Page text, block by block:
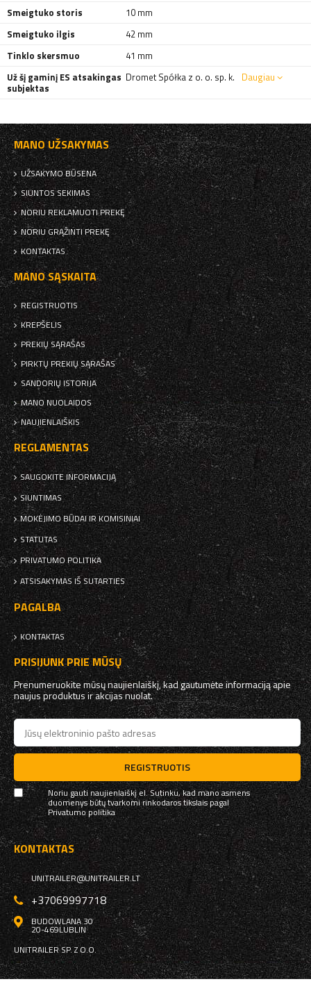
Smeigtuko storis
10 mm
Smeigtuko ilgis
42 mm
Tinklo skersmuo
41 mm
Už šį gaminį ES atsakingas
subjektas
Dromet Spółka z o. o. sp. k. Daugiau
MANO UŽSAKYMAS
UŽSAKYMO BŪSENA
SIUNTOS SEKIMAS
NORIU REKLAMUOTI PREKĘ
NORIU GRĄŽINTI PREKĘ
KONTAKTAS
MANO SĄSKAITA
REGISTRUOTIS
KREPŠELIS
PREKIŲ SĄRAŠAS
PIRKTŲ PREKIŲ SĄRAŠAS
SANDORIŲ ISTORIJA
MANO NUOLAIDOS
NAUJIENLAIŠKIS
REGLAMENTAS
SAUGOKITE INFORMACIJĄ
SIUNTIMAS
MOKĖJIMO BŪDAI IR KOMISINIAI
STATUTAS
PRIVATUMO POLITIKA
ATSISAKYMAS IŠ SUTARTIES
PAGALBA
KONTAKTAS
PRISIJUNK PRIE MŪSŲ
Prenumeruokite mūsų naujienlaiškį, kad gautumėte informaciją apie
naujus produktus ir akcijas nuolat.
REGISTRUOTIS
Noriu gauti naujienlaiškį el. Sutinku, kad mano asmens
duomenys būtų tvarkomi rinkodaros tikslais pagal
Privatumo politika
KONTAKTAS
UNITRAILER@UNITRAILER.LT
+37069997718
BUDOWLANA 30
20-469LUBLIN
UNITRAILER SP. Z O.O.